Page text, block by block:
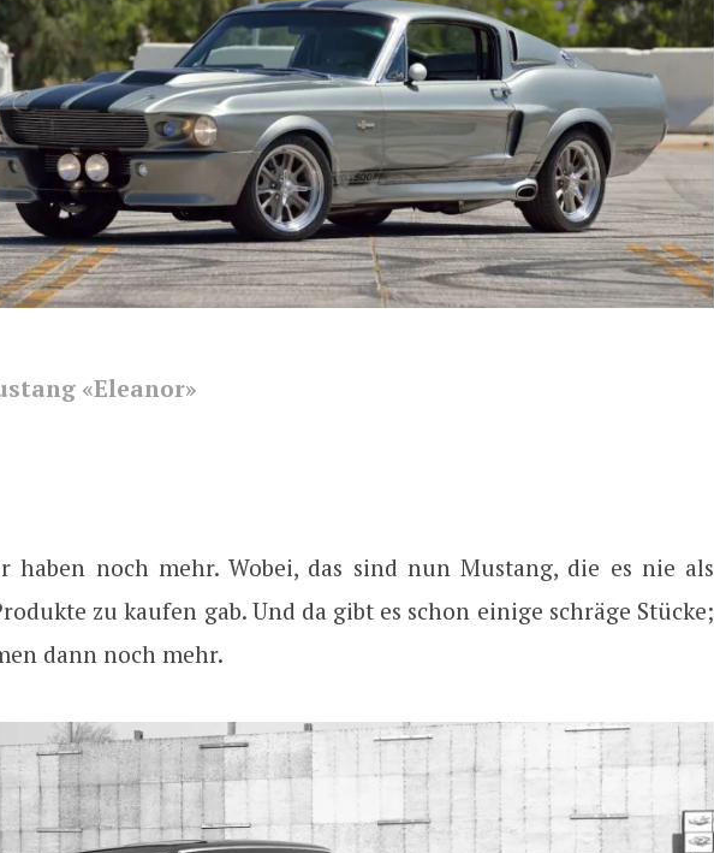
«Eleanor»
haben noch mehr. Wobei, das sind nun Mustang, die es nie als
zu kaufen gab. Und da gibt es schon einige schräge Stücke;
dann noch mehr.